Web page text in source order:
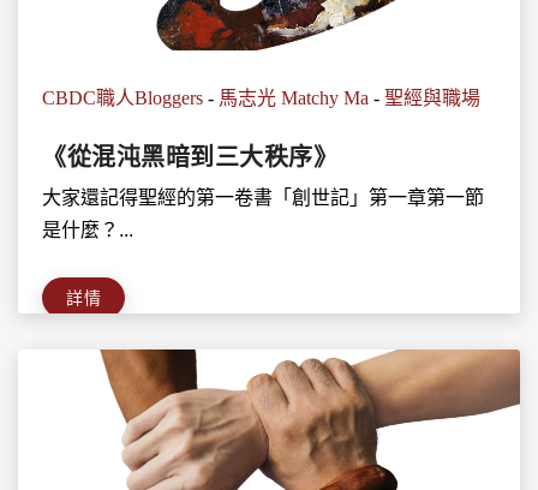
CBDC職人Bloggers - 馬志光 Matchy Ma - 聖經與職場
《從混沌黑暗到三大秩序》
大家還記得聖經的第一卷書「創世記」第一章第一節
是什麼？...
詳情